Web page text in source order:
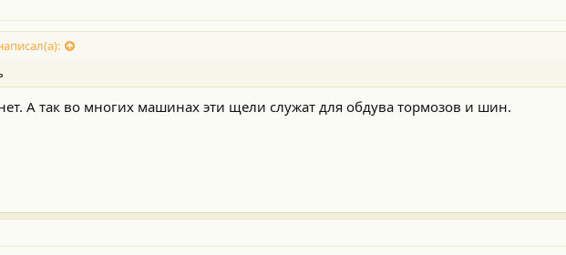
А так во многих машинах эти щели служат для обдува тормозов и шин.